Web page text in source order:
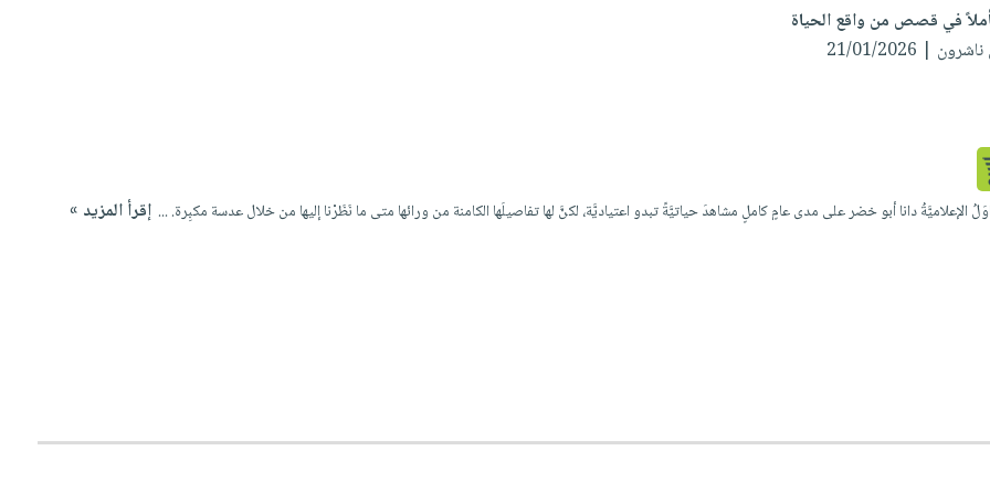
21/01/2026
الإعلاميَّةُ دانا أبو خضر على مدى عامٍ كاملٍ مشاهدَ حياتيَّةً تبدو اعتياديَّة، لكنَّ لها تفاصيلَها الكامنة من ورائها متى ما نَظَرْنا إليها من خلال عدسة مكبِرة. ... إقرأ المزيد »